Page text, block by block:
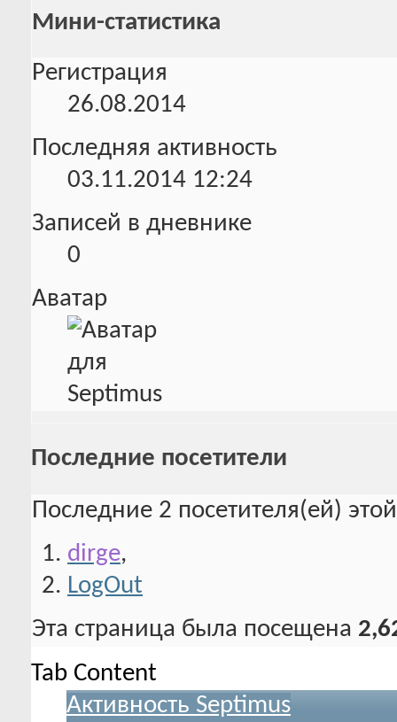
Мини-статистика
Регистрация
26.08.2014
Последняя активность
03.11.2014 12:24
Записей в дневнике
0
Аватар
Последние посетители
Последние 2 посетителя(ей)
dirge,
LogOut
Эта страница была посещена
Tab Content
Активность Septimus